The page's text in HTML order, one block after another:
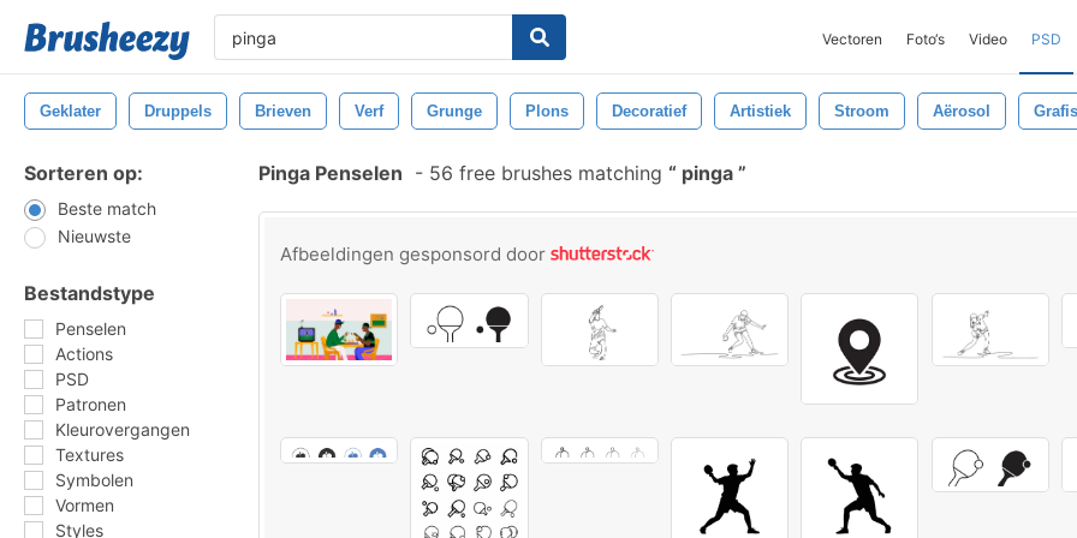
Vectoren Foto‘s Video PSD
Geklater Druppels Brieven Verf Grunge Plons Decoratief Artistiek Stroom Aërosol
Sorteren op:
Beste match
Nieuwste
Bestandstype
Penselen
Actions
PSD
Patronen
Kleurovergangen
Textures
Symbolen
Vormen
Styles
Pinga Penselen - 56 free brushes matching pinga
Afbeeldingen gesponsord door